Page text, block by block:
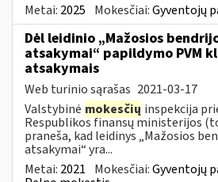
Metai: 2025 Mokesčiai:Gyventojų
Dėl leidinio „Mažosios
atsakymai“ papildymo PVM
atsakymais
Web turinio sąrašas 2021-03-17
Valstybinė mokesčių inspekcija
Respublikos finansų ministerijos
praneša, kad leidinys „Mažosios
atsakymai“ yra...
Metai: 2021 Mokesčiai:Gyventojų